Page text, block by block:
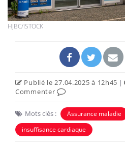
HJBC/ISTOCK
Publié le 27.04.2025 à 12h45 |
Commenter
Mots clés : Assurance maladie
insuffisance cardiaque